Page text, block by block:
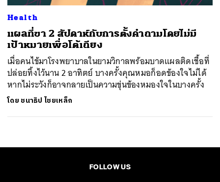
Health
แผลที่ขา 2 สัปดาห์กับการตั้งคำถามโดยไม่มี
เป้าหมายเพื่อโต้เถียง
เมื่อคนไข้มาโรงพยาบาลในยามวิกาลพร้อมบาดแผลติดเชื้อที่
ปล่อยทิ้งไว้นาน 2 อาทิตย์ บางครั้งคุณหมอก็อดข้องใจไม่ได้
หากไม่ระวังก็อาจกลายเป็นความขุ่นข้องหมองใจในบางครั้ง
โดย ชนาธิป ไชยเหล็ก
FOLLOW US